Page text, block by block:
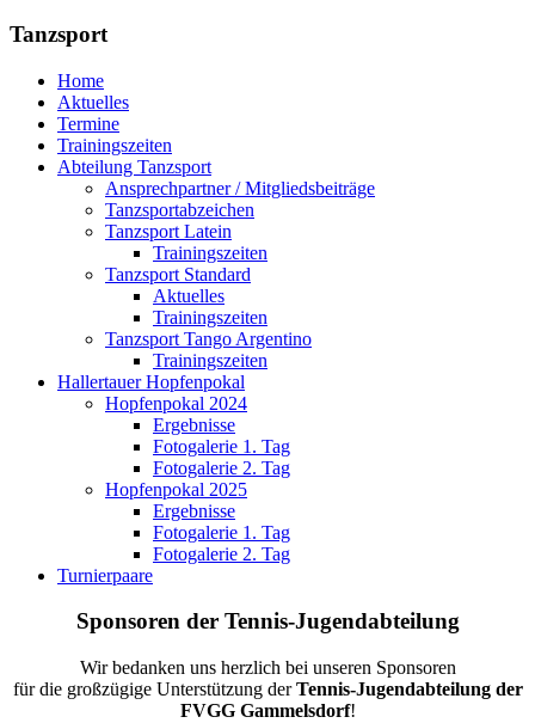
Tanzsport
Home
Aktuelles
Termine
Trainingszeiten
Abteilung Tanzsport
Ansprechpartner / Mitgliedsbeiträge
Tanzsportabzeichen
Tanzsport Latein
Trainingszeiten
Tanzsport Standard
Aktuelles
Trainingszeiten
Tanzsport Tango Argentino
Trainingszeiten
Hallertauer Hopfenpokal
Hopfenpokal 2024
Ergebnisse
Fotogalerie 1. Tag
Fotogalerie 2. Tag
Hopfenpokal 2025
Ergebnisse
Fotogalerie 1. Tag
Fotogalerie 2. Tag
Turnierpaare
Sponsoren der Tennis-Jugendabteilung
Wir bedanken uns herzlich bei unseren Sponsoren
für die großzügige Unterstützung derTennis-Jugendabteilung der
FVGG Gammelsdorf!